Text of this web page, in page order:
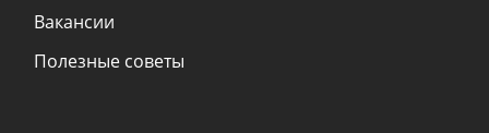
Вакансии
Полезные советы